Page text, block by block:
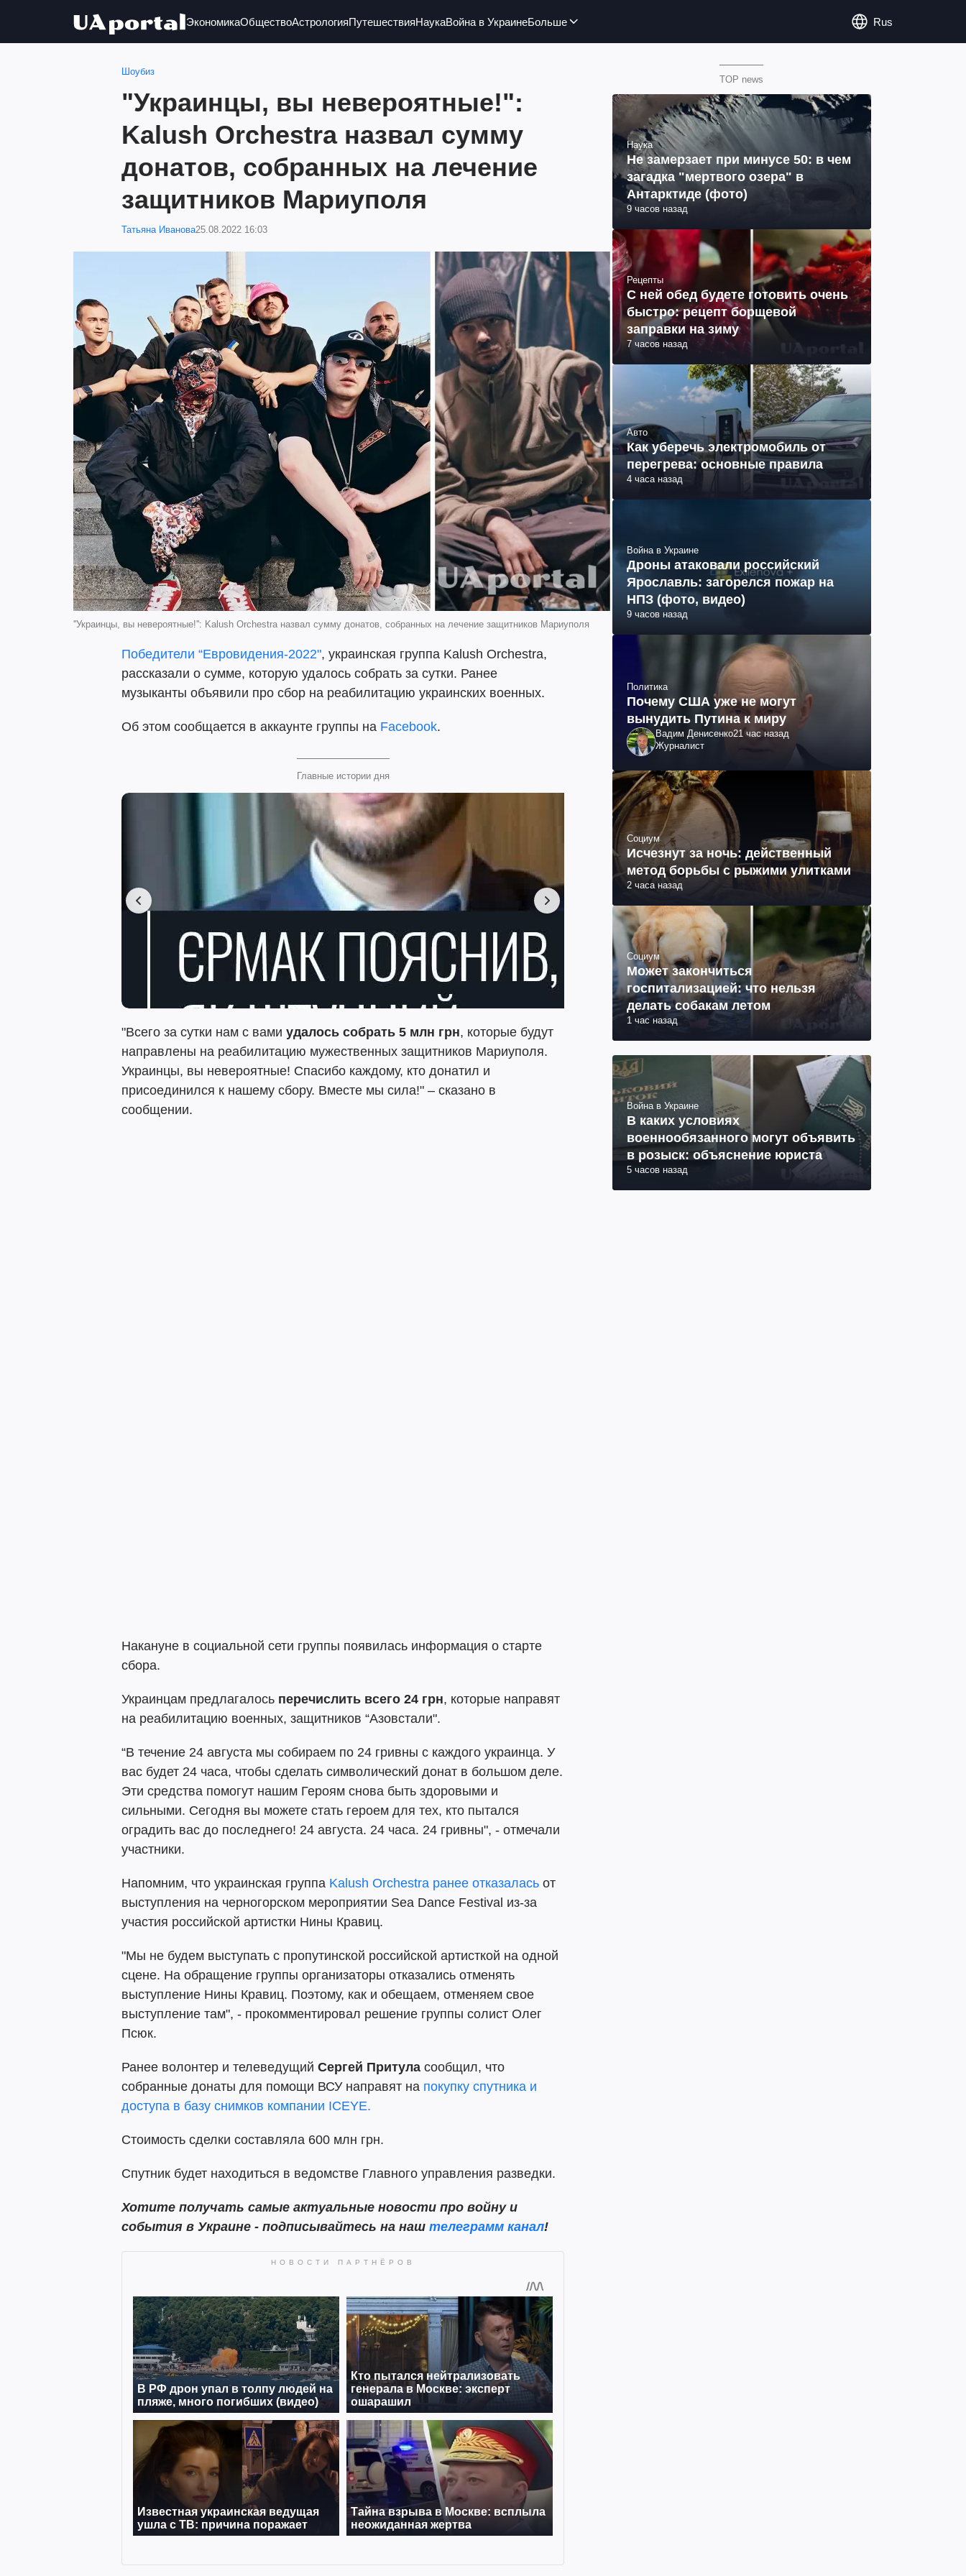
ЭкономикаОбществоАстрологияПутешествияНаукаВойна в УкраинеБольше Rus
Шоубиз
"Украинцы, вы невероятные!":
Kalush Orchestra назвал сумму
донатов, собранных на лечение
защитников Мариуполя
Татьяна Иванова25.08.2022 16:03
''Украинцы, вы невероятные!'': Kalush Orchestra назвал сумму донатов, собранных на лечение защитников Мариуполя
Победители “Евровидения-2022", украинская группа Kalush Orchestra,
рассказали о сумме, которую удалось собрать за сутки. Ранее
музыканты объявили про сбор на реабилитацию украинских военных.
Об этом сообщается в аккаунте группы на Facebook.
Главные истории дня
"Всего за сутки нам с вами удалось собрать 5 млн грн, которые будут
направлены на реабилитацию мужественных защитников Мариуполя.
Украинцы, вы невероятные! Спасибо каждому, кто донатил и
присоединился к нашему сбору. Вместе мы сила!" – сказано в
сообщении.
Накануне в социальной сети группы появилась информация о старте
сбора.
Украинцам предлагалось перечислить всего 24 грн, которые направят
на реабилитацию военных, защитников “Азовстали".
“В течение 24 августа мы собираем по 24 гривны с каждого украинца. У
вас будет 24 часа, чтобы сделать символический донат в большом деле.
Эти средства помогут нашим Героям снова быть здоровыми и
сильными. Сегодня вы можете стать героем для тех, кто пытался
оградить вас до последнего! 24 августа. 24 часа. 24 гривны", - отмечали
участники.
Напомним, что украинская группа Kalush Orchestra ранее отказалась от
выступления на черногорском мероприятии Sea Dance Festival из-за
участия российской артистки Нины Кравиц.
"Мы не будем выступать с пропутинской российской артисткой на одной
сцене. На обращение группы организаторы отказались отменять
выступление Нины Кравиц. Поэтому, как и обещаем, отменяем свое
выступление там", - прокомментировал решение группы солист Олег
Псюк.
Ранее волонтер и телеведущий Сергей Притула сообщил, что
собранные донаты для помощи ВСУ направят на покупку спутника и
доступа в базу снимков компании ICEYE.
Стоимость сделки составляла 600 млн грн.
Спутник будет находиться в ведомстве Главного управления разведки.
Хотите получать самые актуальные новости про войну и
события в Украине - подписывайтесь на наш телеграмм канал!
TOP news
Наука
Не замерзает при минусе 50: в чем
загадка "мертвого озера" в
Антарктиде (фото)
9 часов назад
Рецепты
С ней обед будете готовить очень
быстро: рецепт борщевой
заправки на зиму
7 часов назад
Авто
Как уберечь электромобиль от
перегрева: основные правила
4 часа назад
Война в Украине
Дроны атаковали российский
Ярославль: загорелся пожар на
НПЗ (фото, видео)
9 часов назад
Политика
Почему США уже не могут
вынудить Путина к миру
Вадим Денисенко21 час назад
Журналист
Социум
Исчезнут за ночь: действенный
метод борьбы с рыжими улитками
2 часа назад
Социум
Может закончиться
госпитализацией: что нельзя
делать собакам летом
1 час назад
Война в Украине
В каких условиях
военнообязанного могут объявить
в розыск: объяснение юриста
5 часов назад